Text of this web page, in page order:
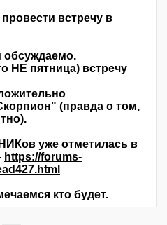
встречу в
обсуждаемо.
НЕ пятница) встречу
(правда о том,
уже отметилась в
https://forums-
кто будет.